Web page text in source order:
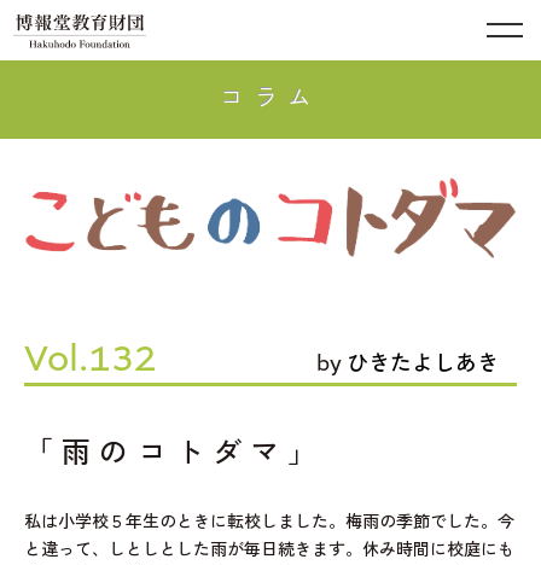
コラム
Vol.132 by ひきたよしあき
「雨のコトダマ」
私は小学校５年生のときに転校しました。梅雨の季節でした。今
と違って、しとしとした雨が毎日続きます。休み時間に校庭にも